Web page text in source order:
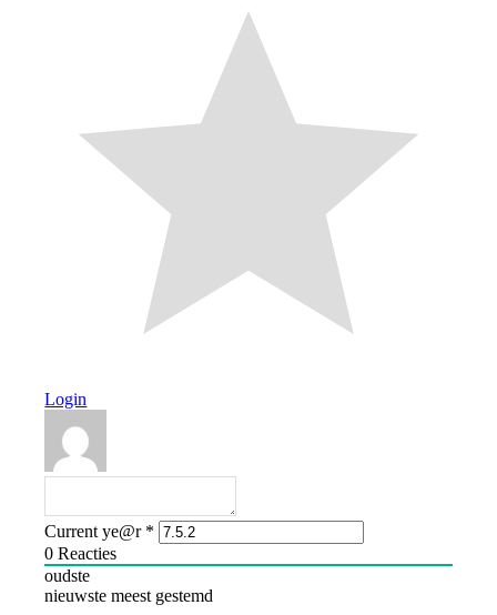
Login
Current ye@r *
0 Reacties
oudste
nieuwste meest gestemd